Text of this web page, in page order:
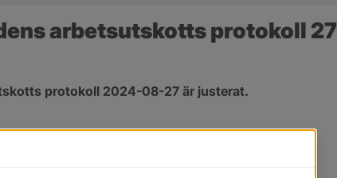
arbetsutskotts protokoll 27
protokoll 2024-08-27 är justerat.
öppnas i nytt fönster.